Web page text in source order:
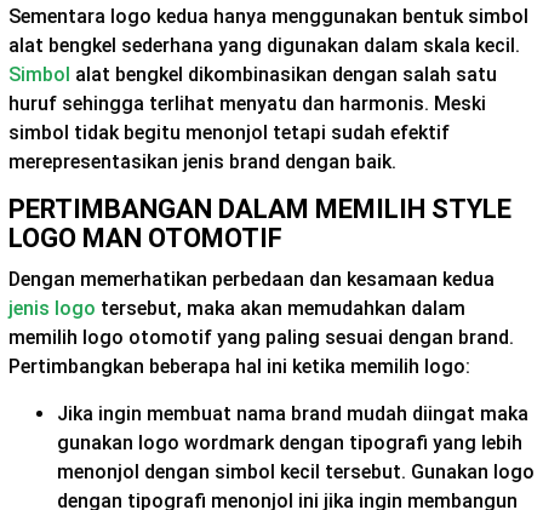
Sementara logo kedua hanya menggunakan bentuk simbol
alat bengkel sederhana yang digunakan dalam skala kecil.
Simbol alat bengkel dikombinasikan dengan salah satu
huruf sehingga terlihat menyatu dan harmonis. Meski
simbol tidak begitu menonjol tetapi sudah efektif
merepresentasikan jenis brand dengan baik.
PERTIMBANGAN DALAM MEMILIH STYLE
LOGO MAN OTOMOTIF
Dengan memerhatikan perbedaan dan kesamaan kedua
jenis logo tersebut, maka akan memudahkan dalam
memilih logo otomotif yang paling sesuai dengan brand.
Pertimbangkan beberapa hal ini ketika memilih logo:
Jika ingin membuat nama brand mudah diingat maka
gunakan logo wordmark dengan tipografi yang lebih
menonjol dengan simbol kecil tersebut. Gunakan logo
dengan tipografi menonjol ini jika ingin membangun